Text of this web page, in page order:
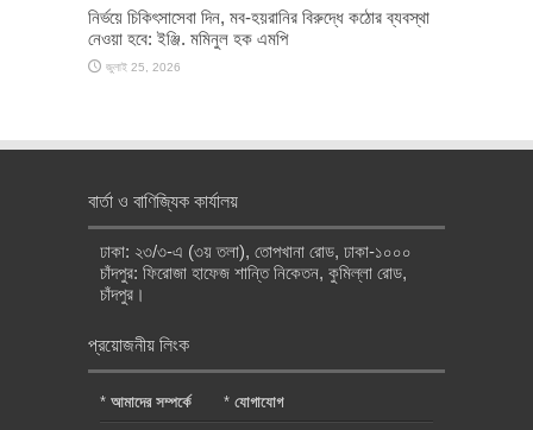
নির্ভয়ে চিকিৎসাসেবা দিন, মব-হয়রানির বিরুদ্ধে কঠোর ব্যবস্থা
নেওয়া হবে: ইঞ্জি. মমিনুল হক এমপি
জুলাই 25, 2026
বার্তা ও বাণিজ্যিক কার্যালয়
ঢাকা: ২৩/৩-এ (৩য় তলা), তোপখানা রোড, ঢাকা-১০০০
চাঁদপুর: ফিরোজা হাফেজ শান্তি নিকেতন, কুমিল্লা রোড,
চাঁদপুর।
প্রয়োজনীয় লিংক
* আমাদের সম্পর্কে * যোগাযোগ